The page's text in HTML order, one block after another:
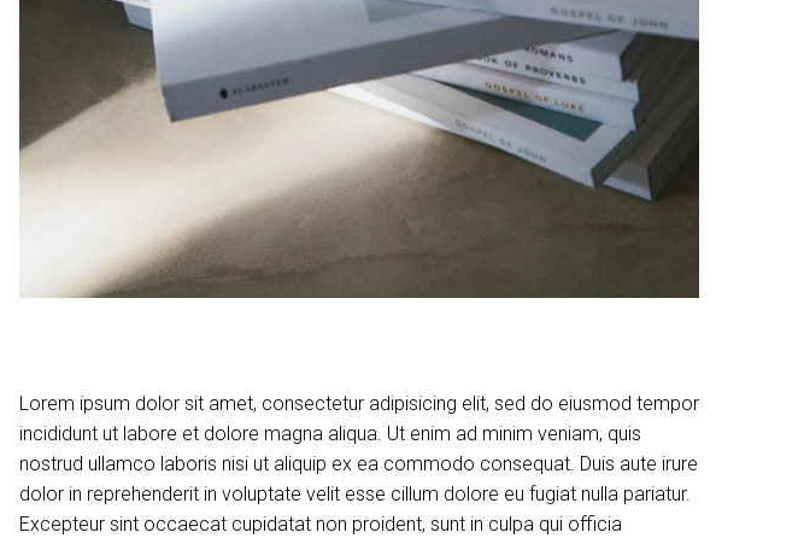
Lorem ipsum dolor sit amet, consectetur adipisicing elit, sed do eiusmod tempor
incididunt ut labore et dolore magna aliqua. Ut enim ad minim veniam, quis
nostrud ullamco laboris nisi ut aliquip ex ea commodo consequat. Duis aute irure
dolor in reprehenderit in voluptate velit esse cillum dolore eu fugiat nulla pariatur.
Excepteur sint occaecat cupidatat non proident, sunt in culpa qui officia